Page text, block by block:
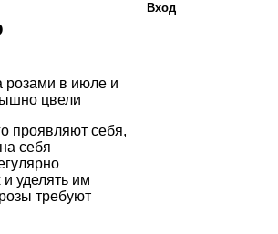
розами в июле и
цвели
проявляют себя,
себя
и уделять им
требуют
Вход